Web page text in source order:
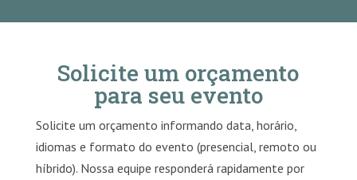
Solicite um orçamento
para seu evento
Solicite um orçamento informando data, horário,
idiomas e formato do evento (presencial, remoto ou
híbrido). Nossa equipe responderá rapidamente por